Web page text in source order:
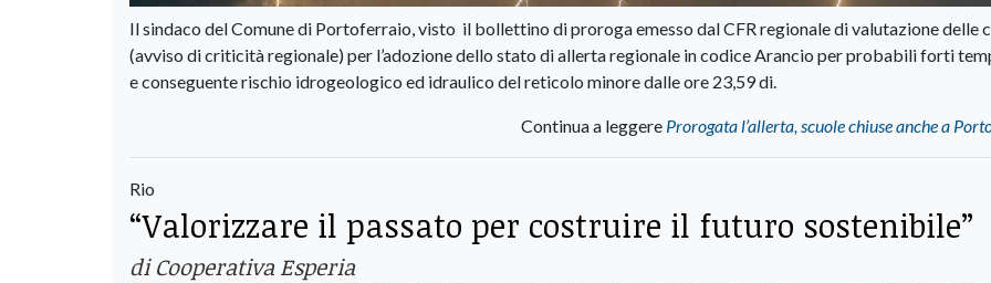
Il sindaco del Comune di Portoferraio, visto il bollettino di proroga emesso dal CFR regionale di valutazione delle
(avviso di criticità regionale) per l’adozione dello stato di allerta regionale in codice Arancio per probabili forti
e conseguente rischio idrogeologico ed idraulico del reticolo minore dalle ore 23,59 di.
Continua a leggere Prorogata l’allerta, scuole chiuse anche a
Rio
“Valorizzare il passato per costruire il futuro sostenibile”
di Cooperativa Esperia